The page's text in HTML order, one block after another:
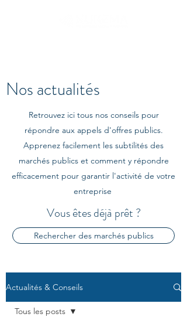
Nos actualités
Retrouvez ici tous nos conseils pour
répondre aux appels d'offres publics.
Apprenez facilement les subtilités des
marchés publics et comment y répondre
efficacement pour garantir l'activité de votre
entreprise
Vous êtes déjà prêt ?
Rechercher des marchés publics
Actualités & Conseils
Tous les posts